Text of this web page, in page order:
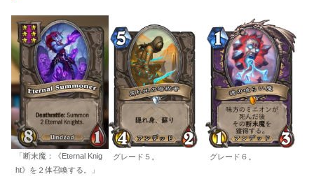
「断末魔：《Eternal Knig
ht》を２体召喚する。」
グレード５。 グレード６。